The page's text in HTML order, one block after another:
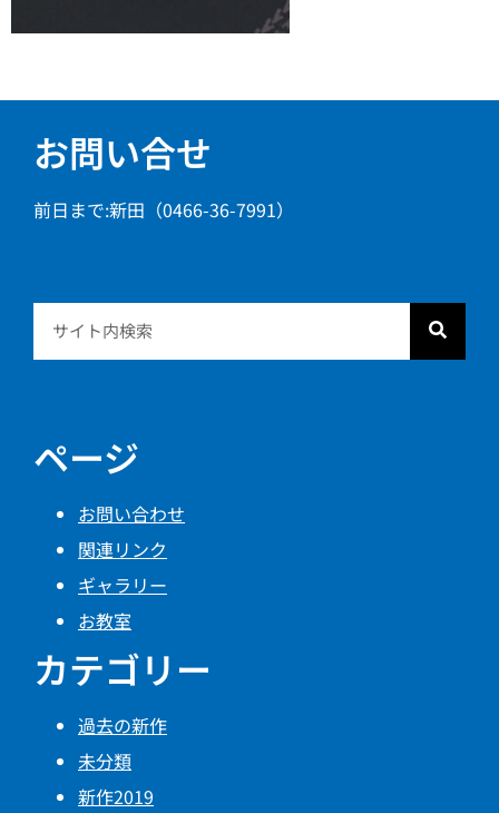
お問い合せ
前日まで:新田（0466-36-7991）
ページ
お問い合わせ
関連リンク
ギャラリー
お教室
カテゴリー
過去の新作
未分類
新作2019